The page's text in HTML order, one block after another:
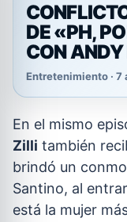
DE «PH,
CON
Entretenimiento · 7
En el mismo
Zilli también
brindó un
Santino, al
está la mujer